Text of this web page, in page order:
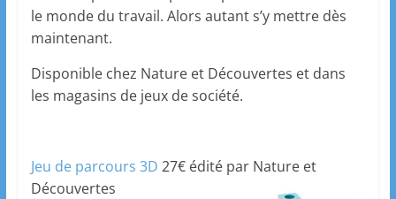
le monde du travail. Alors autant s’y mettre dès
maintenant.
Disponible chez Nature et Découvertes et dans
les magasins de jeux de société.
Jeu de parcours 3D 27€ édité par Nature et
Découvertes